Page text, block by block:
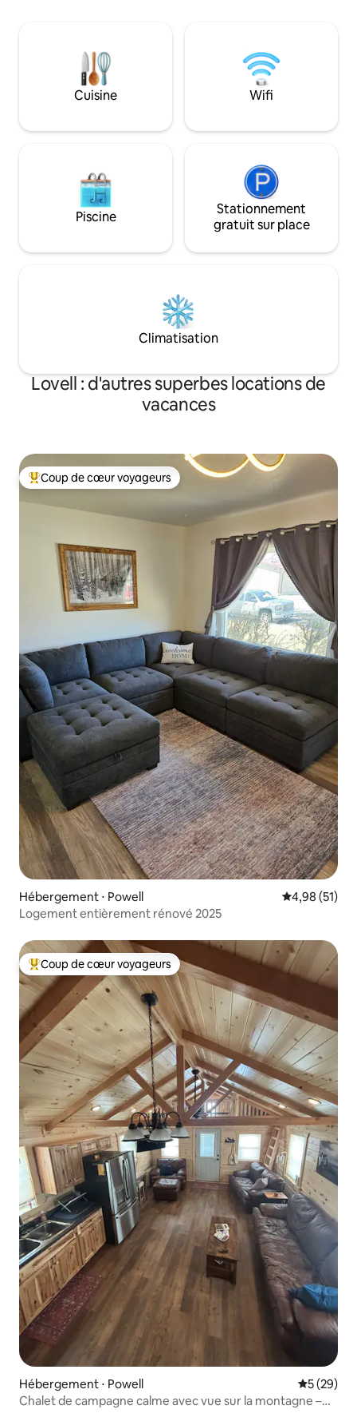
une salle de bain privée avec douche
récemment carrelée et sols chauffants.
Notre coin petit-déjeuner dispose d'un
four à micro-ondes, d'une machine à
four grille-pain. (Il n'y a pas de cuisine
localement
complète,
Profitez du
en allant au sud
Powell ! Venez
Cuisine Wifi
Piscine
Stationnement
gratuit sur place
Climatisation
Lovell : d'autres superbes locations de
vacances
Coups de cœur voyageurs les plus appréciés
Coup de cœur voyageurs
Hébergement ⋅ Powell Évaluation
4,98 (51)
Logement entièrement rénové 2025
Coups de cœur voyageurs les plus appréciés
Coup de cœur voyageurs
Hébergement ⋅ Powell
5 (29)
Chalet de campagne calme avec vue sur la montagne –